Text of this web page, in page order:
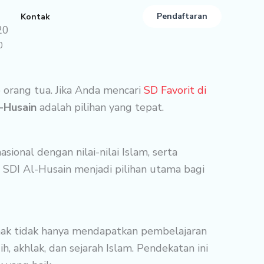
Kontak Pendaftaran
tua. Jika Anda mencari SD Favorit di
adalah pilihan yang tepat.
dengan nilai-nilai Islam, serta
Al-Husain menjadi pilihan utama bagi
tidak hanya mendapatkan pembelajaran
akhlak, dan sejarah Islam. Pendekatan ini